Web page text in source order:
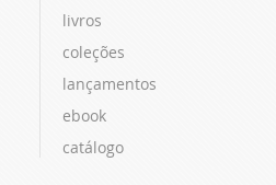
livros
coleções
lançamentos
ebook
catálogo